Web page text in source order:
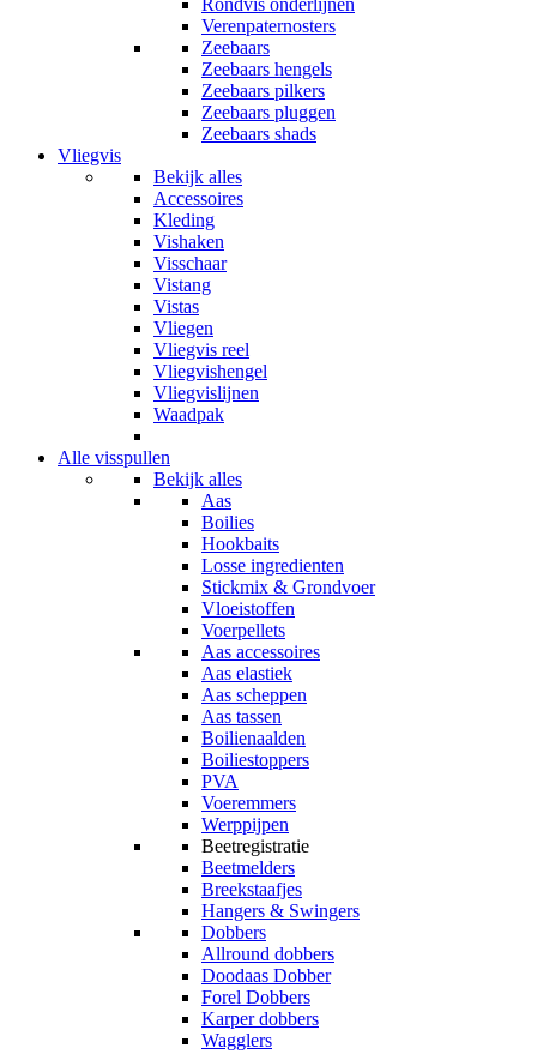
Rondvis onderlijnen
Verenpaternosters
Zeebaars
Zeebaars hengels
Zeebaars pilkers
Zeebaars pluggen
Zeebaars shads
Vliegvis
Bekijk alles
Accessoires
Kleding
Vishaken
Visschaar
Vistang
Vistas
Vliegen
Vliegvis reel
Vliegvishengel
Vliegvislijnen
Waadpak
Alle visspullen
Bekijk alles
Aas
Boilies
Hookbaits
Losse ingredienten
Stickmix & Grondvoer
Vloeistoffen
Voerpellets
Aas accessoires
Aas elastiek
Aas scheppen
Aas tassen
Boilienaalden
Boiliestoppers
PVA
Voeremmers
Werppijpen
Beetregistratie
Beetmelders
Breekstaafjes
Hangers & Swingers
Dobbers
Allround dobbers
Doodaas Dobber
Forel Dobbers
Karper dobbers
Wagglers